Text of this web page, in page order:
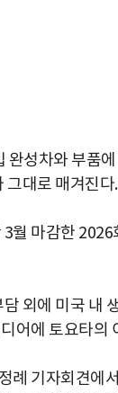
완성차와 부품
그대로 매겨진다.
월 마감한
외에 미국 내
어에 토요타
례 기자회견에